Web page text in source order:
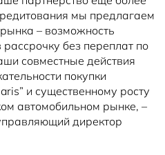
мы предлагаем
– возможность
без переплат по
совместные действия
покупки
и существенному росту
автомобильном рынке, –
директор